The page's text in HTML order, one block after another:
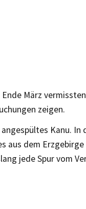
März
zeigen.
Kanu. In
aus dem
jede Spur vom